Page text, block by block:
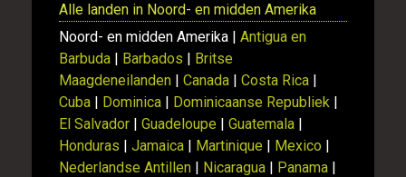
Alle landen in Noord- en midden Amerika
Noord- en midden Amerika | Antigua en
Barbuda | Barbados | Britse
Maagdeneilanden | Canada | Costa Rica |
Cuba | Dominica | Dominicaanse Republiek |
El Salvador | Guadeloupe | Guatemala |
Honduras | Jamaica | Martinique | Mexico |
Nederlandse Antillen | Nicaragua | Panama |